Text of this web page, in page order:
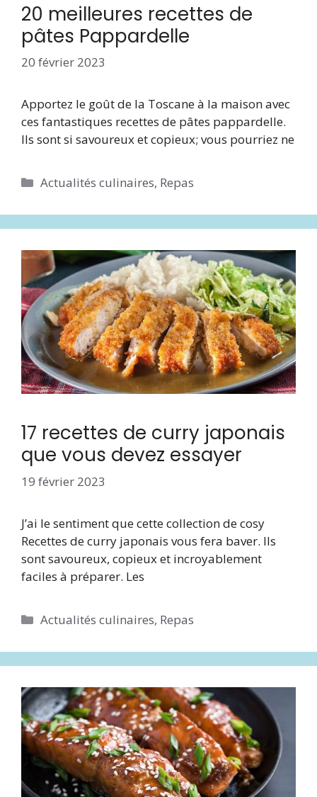
20 meilleures recettes de
pâtes Pappardelle
20 février 2023
Apportez le goût de la Toscane à la maison avec
ces fantastiques recettes de pâtes pappardelle.
Ils sont si savoureux et copieux; vous pourriez ne
Catégories
Actualités culinaires, Repas
17 recettes de curry japonais
que vous devez essayer
19 février 2023
J’ai le sentiment que cette collection de cosy
Recettes de curry japonais vous fera baver. Ils
sont savoureux, copieux et incroyablement
faciles à préparer. Les
Catégories
Actualités culinaires, Repas